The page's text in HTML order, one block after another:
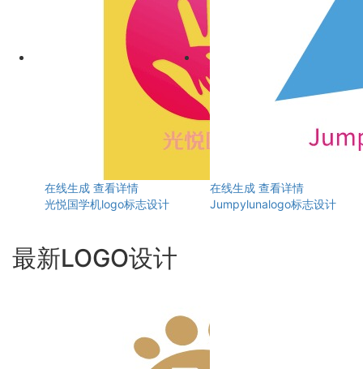
在线生成 查看详情
光悦国学机logo标志设计
在线生成 查看详情
Jumpylunalogo标志设计
最新LOGO设计